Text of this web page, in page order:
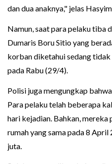
dan dua anaknya," jelas
Namun, saat para pelaku tiba
Dumaris Boru Sitio yang
korban diketahui sedang
pada Rabu (29/4).
Polisi juga mengungkap
Para pelaku telah beberapa
hari kejadian. Bahkan, mereka
rumah yang sama pada 8
juta.